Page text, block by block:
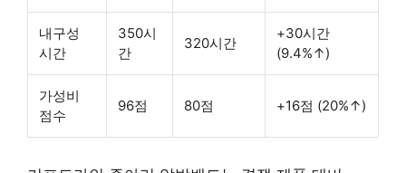
내구성
시간
350시
간
320시간
+30시간
(9.4%↑)
가성비
점수
96점 80점 +16점 (20%↑)